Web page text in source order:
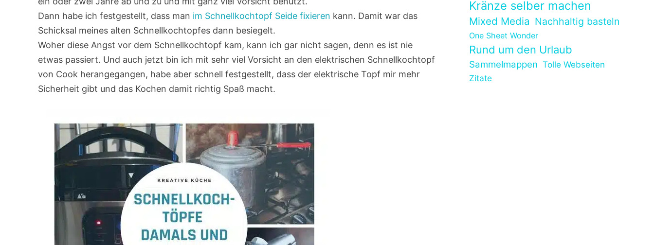
Dann habe ich festgestellt, dass man im Schnellkochtopf Seide fixieren kann. Damit war das
Schicksal meines alten Schnellkochtopfes dann besiegelt.
Woher diese Angst vor dem Schnellkochtopf kam, kann ich gar nicht sagen, denn es ist nie
etwas passiert. Und auch jetzt bin ich mit sehr viel Vorsicht an den elektrischen Schnellkochtopf
von Cook herangegangen, habe aber schnell festgestellt, dass der elektrische Topf mir mehr
Sicherheit gibt und das Kochen damit richtig Spaß macht.
Kränze selber machen
Mixed Media Nachhaltig basteln
One Sheet Wonder
Rund um den Urlaub
Sammelmappen Tolle Webseiten
Zitate